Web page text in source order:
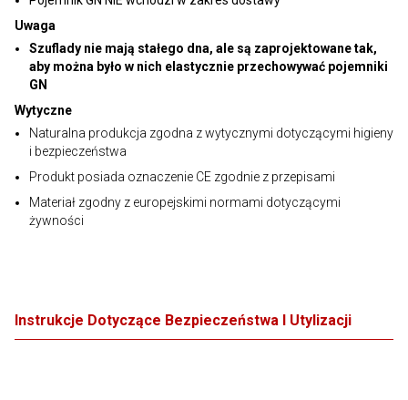
Uwaga
Szuflady nie mają stałego dna, ale są zaprojektowane tak,
aby można było w nich elastycznie przechowywać pojemniki
GN
Wytyczne
Naturalna produkcja zgodna z wytycznymi dotyczącymi higieny
i bezpieczeństwa
Produkt posiada oznaczenie CE zgodnie z przepisami
Materiał zgodny z europejskimi normami dotyczącymi
żywności
Instrukcje Dotyczące Bezpieczeństwa I Utylizacji